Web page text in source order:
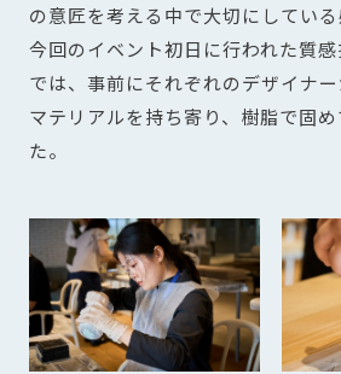
の意匠を考える中で大切にしている
今回のイベント初日に行われた質
では、事前にそれぞれのデザイナ
マテリアルを持ち寄り、樹脂で固
た。